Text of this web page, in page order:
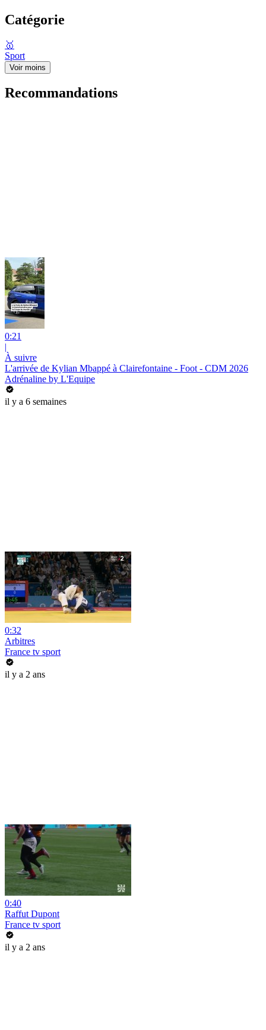
Catégorie
🥇
Sport
Voir moins
Recommandations
0:21
|
À suivre
L'arrivée de Kylian Mbappé à Clairefontaine - Foot - CDM 2026
Adrénaline by L'Equipe
il y a 6 semaines
0:32
Arbitres
France tv sport
il y a 2 ans
0:40
Raffut Dupont
France tv sport
il y a 2 ans